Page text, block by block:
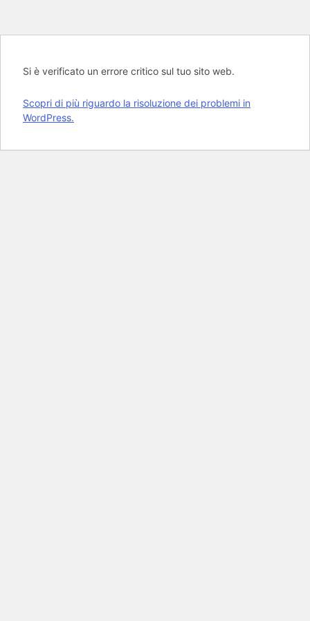
Si è verificato un errore critico sul tuo sito web.
Scopri di più riguardo la risoluzione dei problemi in
WordPress.